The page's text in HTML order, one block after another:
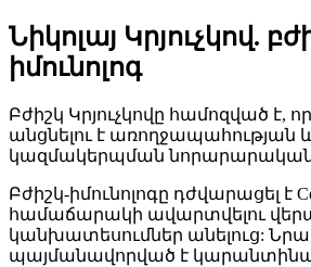
Նիկոլայ Կրյուչկով.
իմունոլոգ
Բժիշկ Կրյուչկովը համոզված է,
անցնելու է առողջապահության
կազմակերպման նորարարական
Բժիշկ-իմունոլոգը դժվարացել է
համաճարակի ավարտվելու
կանխատեսումներ անելուց:
պայմանավորված է